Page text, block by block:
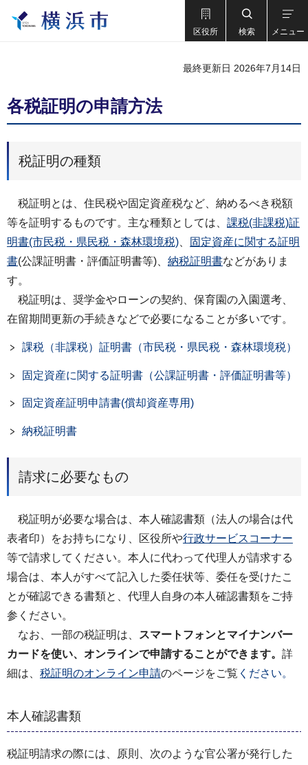
区役所 検索 メニュー
最終更新日 2026年7月14日
各税証明の申請方法
税証明の種類
税証明とは、住民税や固定資産税など、納めるべき税額
等を証明するものです。主な種類としては、 課税(非課税)証
明書(市民税・県民税・森林環境税)
固定資産に関する証明
書(公課証明書・評価証明書等)、 納税証明書などがありま
す。
税証明は、奨学金やローンの契約、保育園の入園選考、
在留期間更新の手続きなどで必要になることが多いです。
課税（非課税）証明書（市民税・県民税・森林環境税）
固定資産に関する証明書（公課証明書・評価証明書等）
固定資産証明申請書(償却資産専用)
納税証明書
請求に必要なもの
税証明が必要な場合は、本人確認書類（法人の場合は代
表者印）をお持ちになり、区役所や行政サービスコーナー
等で請求してください。本人に代わって代理人が請求する
場合は、本人がすべて記入した委任状等、委任を受けたこ
とが確認できる書類と、代理人自身の本人確認書類をご持
参ください。
なお、一部の税証明は、
スマートフォンとマイナンバー
カードを使い、オンラインで申請することができます。 詳
細は、 税証明のオンライン申請のページをご覧 ください。
本人確認書類
税証明請求の際には、原則、次のような官公署が発行した